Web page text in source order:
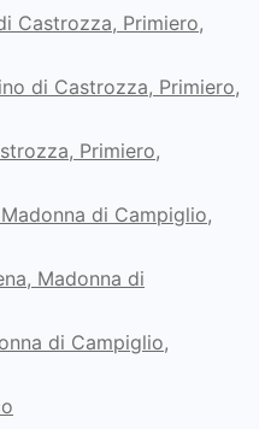
Castrozza, Primiero,
di Castrozza, Primiero,
Primiero,
di Campiglio,
Madonna di
di Campiglio,